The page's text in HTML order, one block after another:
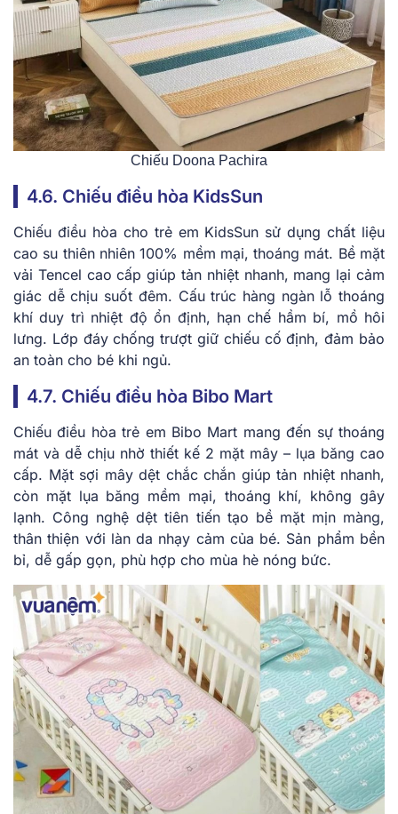
Chiếu Doona Pachira
4.6. Chiếu điều hòa KidsSun
Chiếu điều hòa cho trẻ em KidsSun sử dụng chất liệu
cao su thiên nhiên 100% mềm mại, thoáng mát. Bề mặt
vải Tencel cao cấp giúp tản nhiệt nhanh, mang lại cảm
giác dễ chịu suốt đêm. Cấu trúc hàng ngàn lỗ thoáng
khí duy trì nhiệt độ ổn định, hạn chế hầm bí, mồ hôi
lưng. Lớp đáy chống trượt giữ chiếu cố định, đảm bảo
an toàn cho bé khi ngủ.
4.7. Chiếu điều hòa Bibo Mart
Chiếu điều hòa trẻ em Bibo Mart mang đến sự thoáng
mát và dễ chịu nhờ thiết kế 2 mặt mây – lụa băng cao
cấp. Mặt sợi mây dệt chắc chắn giúp tản nhiệt nhanh,
còn mặt lụa băng mềm mại, thoáng khí, không gây
lạnh. Công nghệ dệt tiên tiến tạo bề mặt mịn màng,
thân thiện với làn da nhạy cảm của bé. Sản phẩm bền
bỉ, dễ gấp gọn, phù hợp cho mùa hè nóng bức.